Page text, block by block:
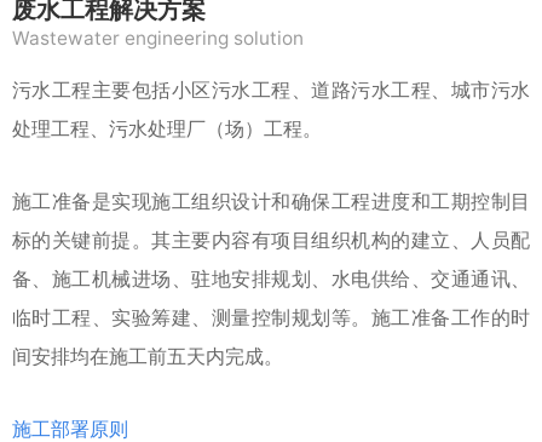
废水工程解决方案
Wastewater engineering solution
污水工程主要包括小区污水工程、道路污水工程、城市污水
处理工程、污水处理厂（场）工程。
施工准备是实现施工组织设计和确保工程进度和工期控制目
标的关键前提。其主要内容有项目组织机构的建立、人员配
备、施工机械进场、驻地安排规划、水电供给、交通通讯、
临时工程、实验筹建、测量控制规划等。施工准备工作的时
间安排均在施工前五天内完成。
施工部署原则